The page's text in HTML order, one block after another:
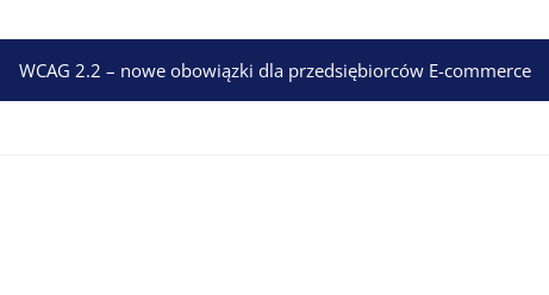
WCAG 2.2 – nowe obowiązki dla przedsiębiorców E-commerce